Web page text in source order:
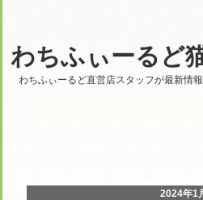
わちふぃーるど
わちふぃーるど直営店スタッフが最新情
2024年1